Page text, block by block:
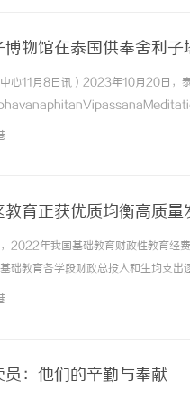
博物馆在泰国供奉舍利
中心11月8日讯）2023年10月20日，
舍利子塔供奉仪式。此次活动由马来
教育正获优质均衡高质量
2022年我国基础教育财政性教育经
础教育各学段财政总投入和生均支
事业的重要组成部分，中西部地区的
员：他们的辛勤与奉献
究竟藏着 开店最怕“搜不到